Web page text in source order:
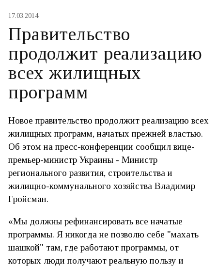
17.03.2014
Правительство
продолжит реализацию
всех жилищных
программ
Новое правительство продолжит реализацию всех
жилищных программ, начатых прежней властью.
Об этом на пресс-конференции сообщил вице-
премьер-министр Украины - Министр
регионального развития, строительства и
жилищно-коммунального хозяйства Владимир
Гройсман.
«Мы должны рефинансировать все начатые
программы. Я никогда не позволю себе "махать
шашкой" там, где работают программы, от
которых люди получают реальную пользу и